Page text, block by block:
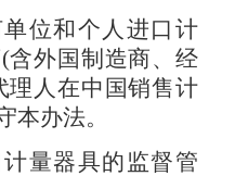
位和个人进口计
(含外国制造商、经
理人在中国销售计
本办法。
量器具的监督管